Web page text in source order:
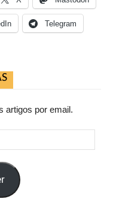
Telegram
artigos por email.